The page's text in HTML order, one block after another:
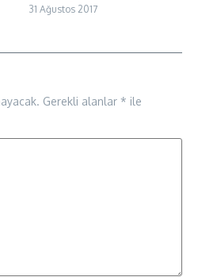
31 Ağustos 2017
Gerekli alanlar * ile